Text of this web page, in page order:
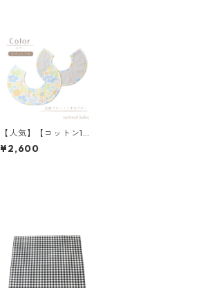
【人気】【コットン10
0％】 スタイ 花柄ブ
ルー/くすみブルー
¥2,600